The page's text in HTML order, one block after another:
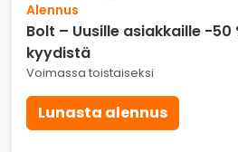
Alennus
Bolt – Uusille asiakkaille -
kyydistä
Voimassa toistaiseksi
Lunasta alennus